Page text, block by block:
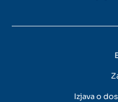
Izjava o